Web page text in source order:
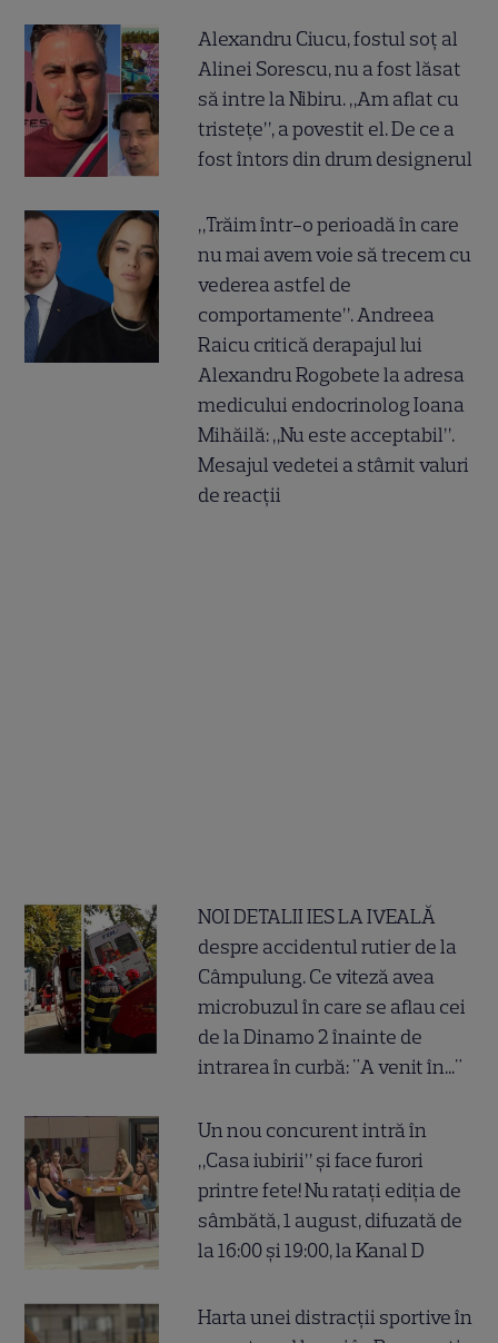
Alexandru Ciucu, fostul soț al
Alinei Sorescu, nu a fost lăsat
să intre la Nibiru. „Am aflat cu
tristețe”, a povestit el. De ce a
fost întors din drum designerul
„Trăim într-o perioadă în care
nu mai avem voie să trecem cu
vederea astfel de
comportamente”. Andreea
Raicu critică derapajul lui
Alexandru Rogobete la adresa
medicului endocrinolog Ioana
Mihăilă: „Nu este acceptabil”.
Mesajul vedetei a stârnit valuri
de reacții
NOI DETALII IES LA IVEALĂ
despre accidentul rutier de la
Câmpulung. Ce viteză avea
microbuzul în care se aflau cei
de la Dinamo 2 înainte de
intrarea în curbă: "A venit în..."
Un nou concurent intră în
„Casa iubirii” și face furori
printre fete! Nu ratați ediția de
sâmbătă, 1 august, difuzată de
la 16:00 și 19:00, la Kanal D
Harta unei distracții sportive în